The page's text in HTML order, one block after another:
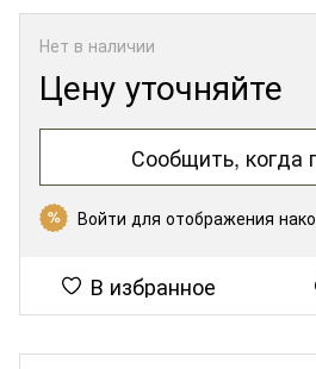
Нет в наличии
Цену уточняйте
Сообщить, когда
% Войти для отображения
В избранное